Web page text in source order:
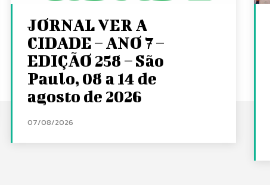
JORNAL VER A
CIDADE – ANO 7 –
EDIÇÃO 258 – São
Paulo, 08 a 14 de
agosto de 2026
07/08/2026